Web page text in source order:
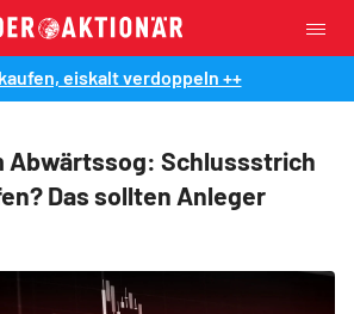
eiskalt verdoppeln ++
Abwärtssog: Schlussstrich
Das sollten Anleger